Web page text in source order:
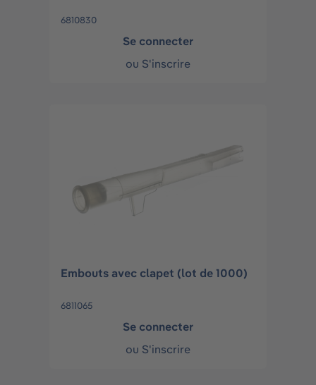
6810830
Se connecter
ou S'inscrire
Embouts avec clapet (lot de 1000)
6811065
Se connecter
ou S'inscrire